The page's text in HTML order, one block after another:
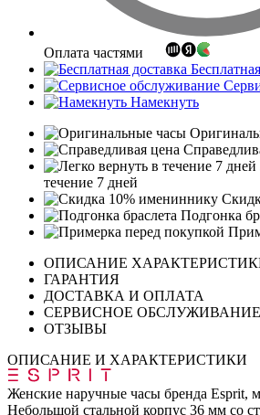
Оплата частями
Намекнуть
течение 7 дней
Подгонка
ОПИСАНИЕ
ГАРАНТИЯ
ДОСТАВКА И ОПЛАТА
СЕРВИСНОЕ ОБСЛУЖИВАНИЕ
ОТЗЫВЫ
ОПИСАНИЕ И ХАРАКТЕРИСТИКИ
Женские наручные часы бренда Esprit,
Небольшой стальной корпус 36 мм со